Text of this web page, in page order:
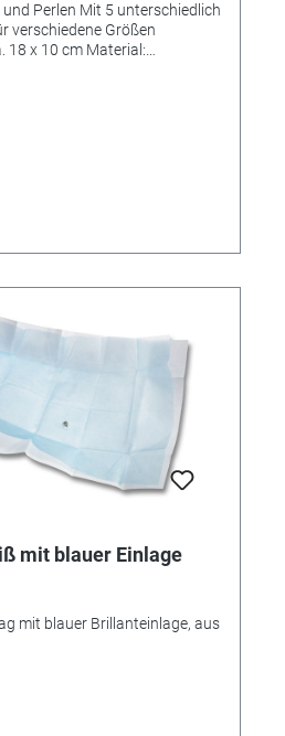
Perlen Mit 5 unterschiedlich
verschiedene Größen
18 x 10 cm Material:
mit blauer Einlage
mit blauer Brillanteinlage, aus